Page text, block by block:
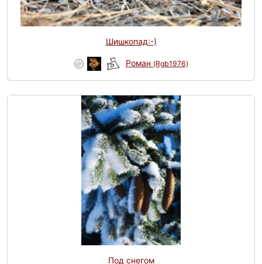
Шишкопад:-)
Роман (Rgb1976)
Под снегом